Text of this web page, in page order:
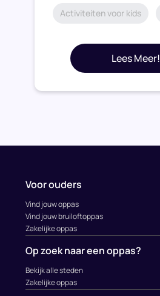
Activiteiten voor kids
Lees Meer!
Voor ouders
Vind jouw oppas
Vind jouw bruiloftoppas
Zakelijke oppas
Op zoek naar een oppas?
Bekijk alle steden
Zakelijke oppas